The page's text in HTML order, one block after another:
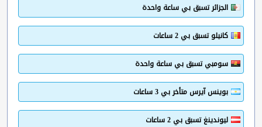
الجزائر تسبق بي ساعة واحدة
كانيلو تسبق بي 2 ساعات
سومبي تسبق بي ساعة واحدة
بوينس آيرس متأخر بي 3 ساعات
ليوندينغ تسبق بي 2 ساعات